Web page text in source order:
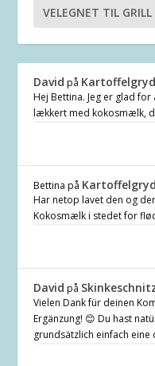
VELEGNET TIL GRILL
David på
Hej Bettina. Jeg er glad
lækkert med kokosmælk,
Bettina på
Har netop lavet den og
Kokosmælk i stedet for
David på
Vielen Dank für deinen
Ergänzung! 😊 Du hast
grundsätzlich einfach eine